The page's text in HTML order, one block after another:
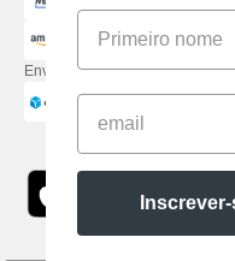
Enviamos com
Inscrever-